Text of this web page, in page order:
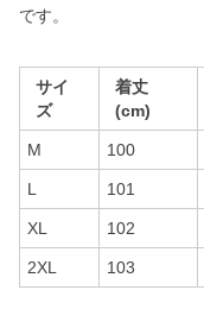
です。
サイ
ズ
着丈
(cm)
M 100
L 101
XL 102
2XL 103